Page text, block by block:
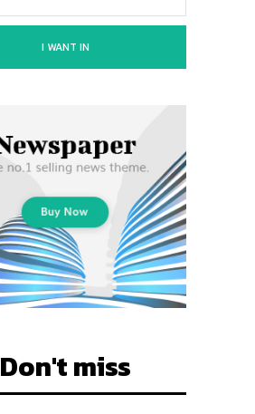
I WANT IN
Don't miss